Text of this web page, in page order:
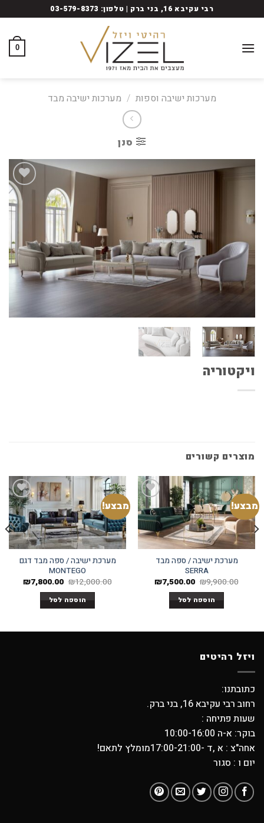
to
רבי עקיבא 16, בני ברק | טלפון: 03-579-8373
0
מערכות ישיבה וספות / מערכות ישיבה מבד
סנן
Add
to
ויקטוריה
מוצרים קשורים
מבצע!
Add to
wishlist
מערכת ישיבה / ספה מבד
SERRA
₪9,900.00 המחיר
היה:
₪9,900.00.
₪7,500.00 המחיר
הוספה לסל
מבצע!
Add to
wishlist
מערכת ישיבה / ספה מבד דגם
MONTEGO
₪12,000.00 המחיר
היה:
₪12,000.00.
₪7,800.00 המחיר
הוספה לסל
ויזל רהיטים
כתובתנו:
רחוב רבי עקיבא 16, בני ברק.
שעות פתיחה :
בוקר: א-ה 10:00-16:00
אחה"צ : א ,ד -17:00-21:00מומלץ לתאם!
יום ו : סגור